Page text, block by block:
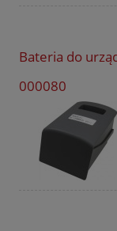
Bateria do
000080